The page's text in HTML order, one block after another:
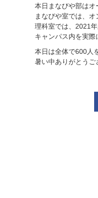
本日まなびや部はオ
まなびや室では、
理科室では、2021
キャンパス内を実
本日は全体で600人
暑い中ありがとうご